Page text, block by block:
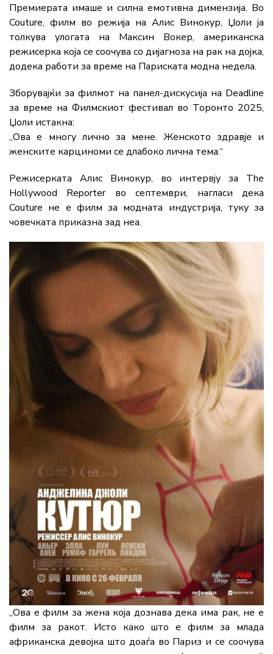
Премиерата имаше и силна емотивна димензија. Во
Couture, филм во режија на Алис Винокур, Џоли ја
толкува улогата на Максин Вокер, американска
режисерка која се соочува со дијагноза на рак на дојка,
додека работи за време на Париската модна недела.
Зборувајќи за филмот на панел-дискусија на Deadline
за време на Филмскиот фестивал во Торонто 2025,
Џоли истакна:
„Ова е многу лично за мене. Женското здравје и
женските карциноми се длабоко лична тема.“
Режисерката Алис Винокур, во интервју за The
Hollywood Reporter во септември, нагласи дека
Couture не е филм за модната индустрија, туку за
човечката приказна зад неа.
„Ова е филм за жена која дознава дека има рак, не е
филм за ракот. Исто како што е филм за млада
африканска девојка што доаѓа во Париз и се соочува